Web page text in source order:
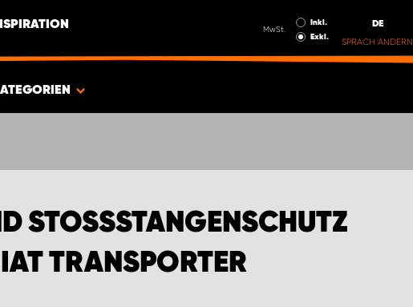
MwSt.
Inkl.
Exkl.
DE
SPRACH ÄNDERN
STOSSSTANGENSCHUTZ F
TRANSPORTER